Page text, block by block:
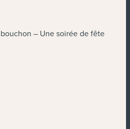
– Une soirée de fête